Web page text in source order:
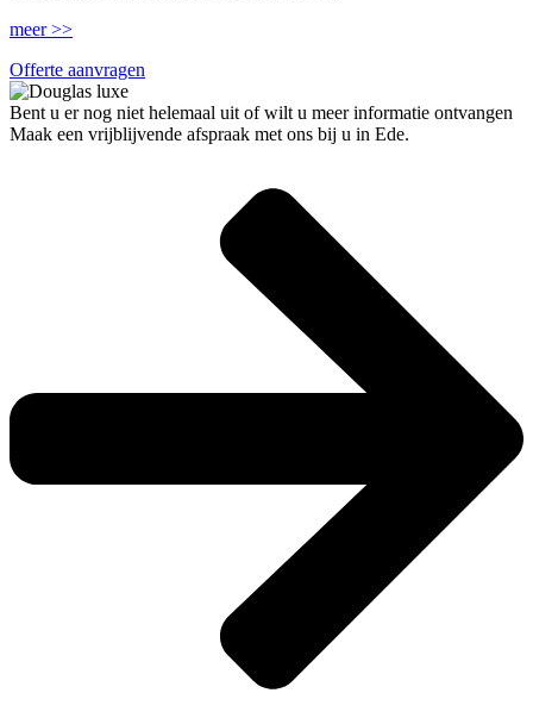
meer >>
Offerte aanvragen
Bent u er nog niet helemaal uit of wilt u meer informatie ontvangen
Maak een vrijblijvende afspraak met ons bij u in Ede.